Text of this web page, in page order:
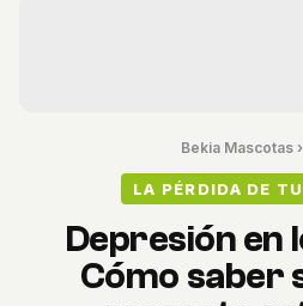
Bekia Mascotas ›
LA PÉRDIDA DE
Depresión en
Cómo saber